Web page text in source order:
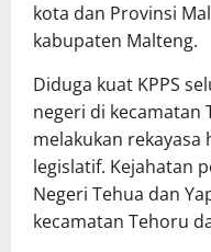
kota dan Provinsi
kabupaten Malteng.
Diduga kuat KPPS
negeri di kecamatan
melakukan
legislatif. Kejahatan
Negeri Tehua dan
kecamatan Tehoru